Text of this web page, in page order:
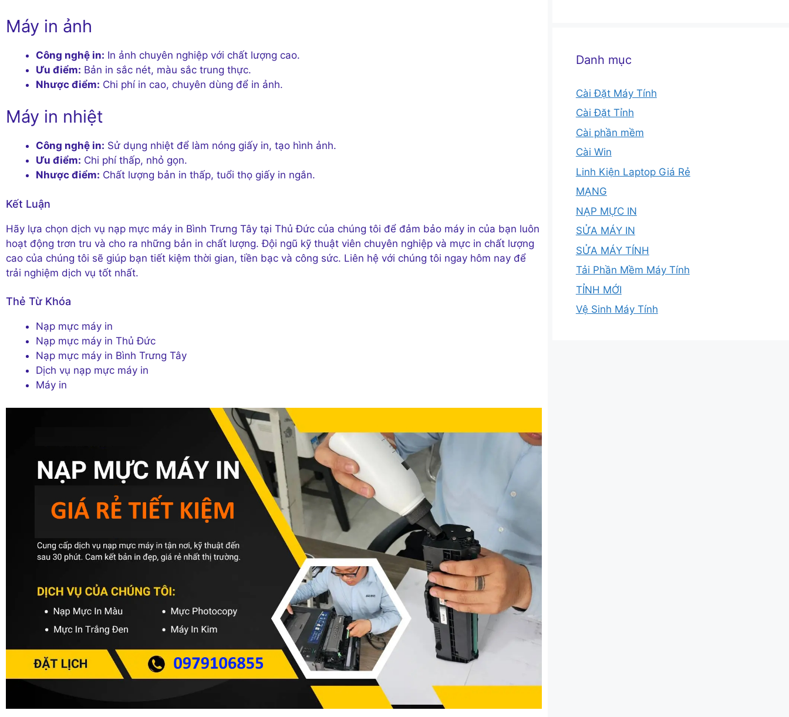
Máy in ảnh
Công nghệ in: In ảnh chuyên nghiệp với chất lượng cao.
Ưu điểm: Bản in sắc nét, màu sắc trung thực.
Nhược điểm: Chi phí in cao, chuyên dùng để in ảnh.
Máy in nhiệt
Công nghệ in: Sử dụng nhiệt để làm nóng giấy in, tạo hình ảnh.
Ưu điểm: Chi phí thấp, nhỏ gọn.
Nhược điểm: Chất lượng bản in thấp, tuổi thọ giấy in ngắn.
Kết Luận
Hãy lựa chọn dịch vụ nạp mực máy in Bình Trưng Tây tại Thủ Đức của chúng tôi để đảm bảo máy in của bạn luôn
hoạt động trơn tru và cho ra những bản in chất lượng. Đội ngũ kỹ thuật viên chuyên nghiệp và mực in chất lượng
cao của chúng tôi sẽ giúp bạn tiết kiệm thời gian, tiền bạc và công sức. Liên hệ với chúng tôi ngay hôm nay để
trải nghiệm dịch vụ tốt nhất.
Thẻ Từ Khóa
Nạp mực máy in
Nạp mực máy in Thủ Đức
Nạp mực máy in Bình Trưng Tây
Dịch vụ nạp mực máy in
Máy in
Danh mục
Cài Đặt Máy Tính
Cài Đặt Tỉnh
Cài phần mềm
Cài Win
Linh Kiện Laptop Giá Rẻ
MẠNG
NẠP MỰC IN
SỬA MÁY IN
SỬA MÁY TÍNH
Tải Phần Mềm Máy Tính
TỈNH MỚI
Vệ Sinh Máy Tính